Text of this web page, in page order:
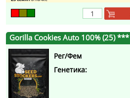
Gorilla Cookies Auto 100% (25) ***
Рег/Фем
Генетика: